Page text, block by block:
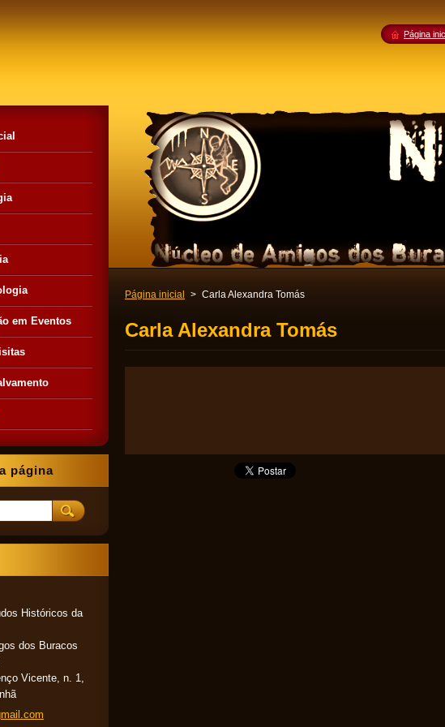
Página inicial > Carla Alexandra Tomás
Carla Alexandra Tomás
em Eventos
página
Históricos da
dos Buracos
Vicente, n. 1,
l.com
Página